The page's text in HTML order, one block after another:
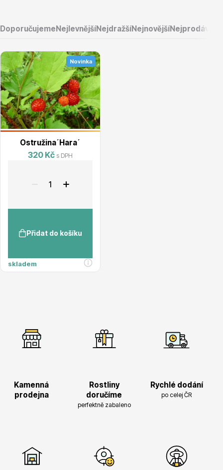
Vřesovištní rostliny
Magnólie
Semena, sadba
DoporučujemeNejlevnějšíNejdražšíNejnovější
Novinka
Ostružina´Hara´
320 Kč s DPH
Přidat do košíku
skladem
Kamenná
prodejna
Rostliny
doručíme
perfektně zabaleno
Rychlé dodání
po celej ČR